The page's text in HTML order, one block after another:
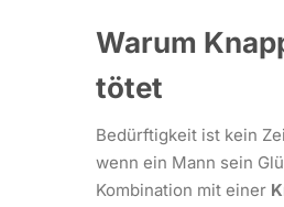
Warum
tötet
Bedürftigkeit ist kein
wenn ein Mann sein
Kombination mit einer